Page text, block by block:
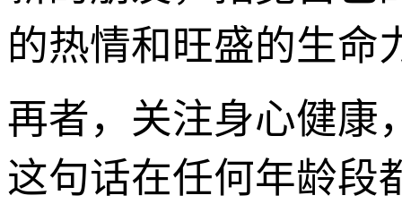
的热情和旺盛的生命
再者，关注身心健康
这句话在任何年龄段